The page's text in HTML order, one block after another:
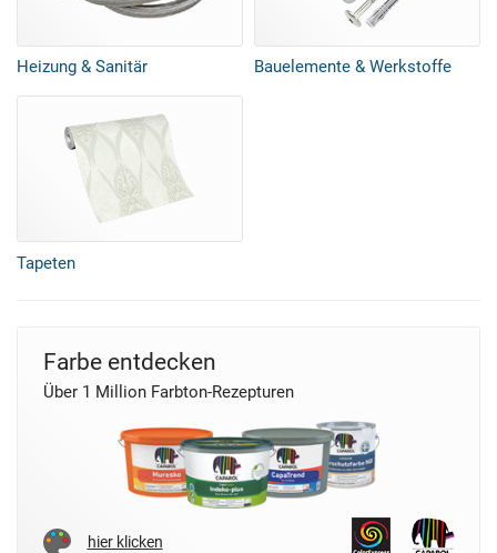
Heizung & Sanitär Bauelemente & Werkstoffe
Tapeten
Farbe entdecken
Über 1 Million Farbton-Rezepturen
hier klicken